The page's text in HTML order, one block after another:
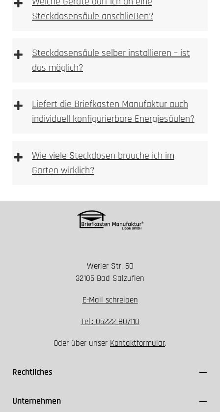
Leitungsschutzschalter
UV-stabile Oberflächen
Steckdosensäule anschließen?
+
Steckdosensäule selber installieren – ist
das möglich?
Installation nur spannungsfrei durchführen
Kabel ausschließlich für den Außenbereich (z. B.
VDE- und Herstellerangaben einhalten
+
Liefert die Briefkasten Manufaktur auch
individuell konfigurierbare Energiesäulen?
+
Wie viele Steckdosen brauche ich im
Garten wirklich?
Werler Str. 60
32105 Bad Salzuflen
E-Mail schreiben
Tel.: 05222 807110
Oder über unser Kontaktformular.
Rechtliches
Unternehmen